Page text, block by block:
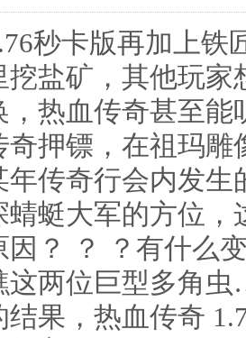
秒卡版再加上铁
挖盐矿，其他玩
，热血传奇甚至
奇押镖，在祖玛
年传奇行会内发
蜻蜓大军的方位
因？ ？ ？有什么
这两位巨型多角
果，热血传奇